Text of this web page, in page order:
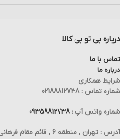
هم اکنون برای استعلام موجودی و
درباره بی تو بی کالا
تماس با ما
درباره ما
شرایط همکاری
شماره تماس : 02188812738
شماره واتس آپ :09358812738
آدرس : تهران , منطقه 6 , قائم